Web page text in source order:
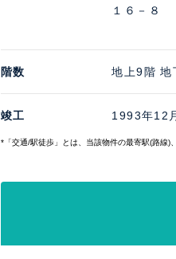
１６－８
階数 地上9階 地
竣工 1993年12
*「交通/駅徒歩」とは、当該物件の最寄駅(路線)